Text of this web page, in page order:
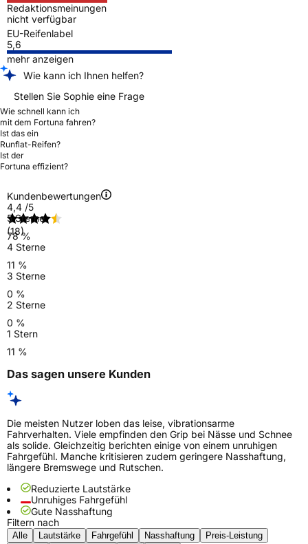
Redaktionsmeinungen
nicht verfügbar
EU-Reifenlabel
5,6
mehr anzeigen
Wie kann ich Ihnen helfen?
Stellen Sie Sophie eine Frage
Wie schnell kann ich
mit dem Fortuna fahren?
Ist das ein
Runflat-Reifen?
Ist der
Fortuna effizient?
Kundenbewertungen
4,4 /5
(18)
5 Sterne
78 %
4 Sterne
11 %
3 Sterne
0 %
2 Sterne
0 %
1 Stern
11 %
Das sagen unsere Kunden
Die meisten Nutzer loben das leise, vibrationsarme
Fahrverhalten. Viele empfinden den Grip bei Nässe und Schnee
als solide. Gleichzeitig berichten einige von einem unruhigen
Fahrgefühl. Manche kritisieren zudem geringere Nasshaftung,
längere Bremswege und Rutschen.
Reduzierte Lautstärke
Unruhiges Fahrgefühl
Gute Nasshaftung
Filtern nach
Alle Lautstärke Fahrgefühl Nasshaftung
Preis-Leistung